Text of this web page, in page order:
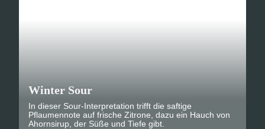
Winter Sour
In dieser Sour-Interpretation trifft die saftige
Pflaumennote auf frische Zitrone, dazu ein Hauch von
Ahornsirup, der Süße und Tiefe gibt.